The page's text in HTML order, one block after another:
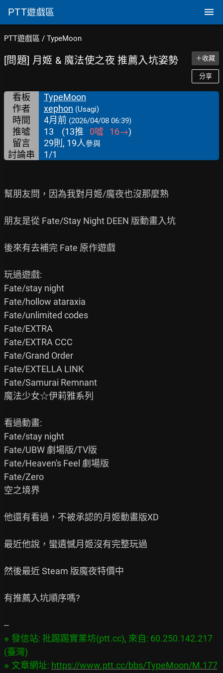
PTT遊戲區
PTT遊戲區 / TypeMoon
[問題] 月姬 & 魔法使之夜 推薦入坑姿勢 ＋收藏
分享
看板
TypeMoon
作者
xephon (Usagi)
時間 4月前 (2026/04/08 06:39)
推噓 13 (13推 0噓 16→)
留言
29則, 19人參與
討論串 1/1
幫朋友問，因為我對月姬/魔夜也沒那麼熟
朋友是從 Fate/Stay Night DEEN 版動畫入坑
後來有去補完 Fate 原作遊戲
玩過遊戲:
Fate/stay night
Fate/hollow ataraxia
Fate/unlimited codes
Fate/EXTRA
Fate/EXTRA CCC
Fate/Grand Order
Fate/EXTELLA LINK
Fate/Samurai Remnant
魔法少女☆伊莉雅系列
看過動畫:
Fate/stay night
Fate/UBW 劇場版/TV版
Fate/Heaven's Feel 劇場版
Fate/Zero
空之境界
他還有看過，不被承認的月姬動畫版XD
最近他說，蠻遺憾月姬沒有完整玩過
然後最近 Steam 版魔夜特價中
有推薦入坑順序嗎?
※ 發信站: 批踢踢實業坊(ptt.cc), 來自: 60.250.142.217
(臺灣)
※ 文章網址: https://www.ptt.cc/bbs/TypeMoon/M.177